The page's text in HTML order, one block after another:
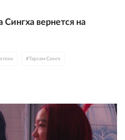
Сингха вернется на
#Тарсем Сингх